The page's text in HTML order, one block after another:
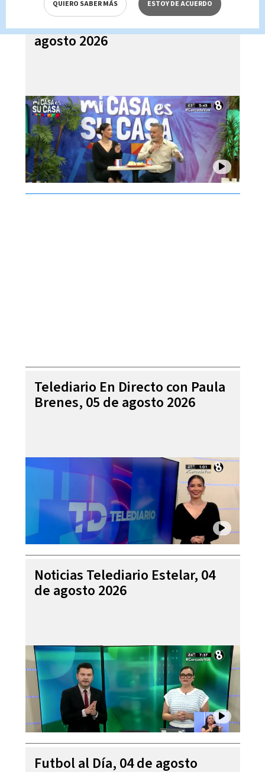
Mi Casa es su Casa, 05 de
agosto 2026
Telediario En Directo con Paula
Brenes, 05 de agosto 2026
Noticias Telediario Estelar, 04
de agosto 2026
Futbol al Día, 04 de agosto
QUIERO SABER MÁS ESTOY DE ACUERDO